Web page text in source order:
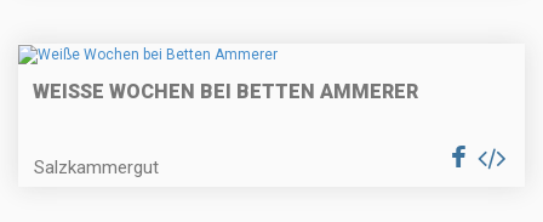
WEISSE WOCHEN BEI BETTEN AMMERER
Salzkammergut